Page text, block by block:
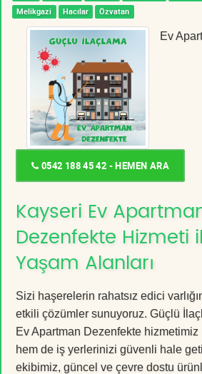
Melikgazi
Hacılar Özvatan
Ev
0542 188 45 42 - HEMEN ARA
Kayseri Ev
Dezenfekte Hizmeti
Yaşam Alanları
Sizi haşerelerin rahatsız edici
etkili çözümler sunuyoruz. Güçlü
Ev Apartman Dezenfekte
hem de iş yerlerinizi güvenli hale
ekibimiz, güncel ve çevre dostu